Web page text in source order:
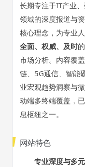
长期专注于IT产业
领域的深度报道与
核心理念，为专业
全面、权威、及时
市场分析。内容覆
链、5G通信、智能
业宏观趋势洞察与
动端多终端覆盖，
息枢纽之一。
网站特色
专业深度与多